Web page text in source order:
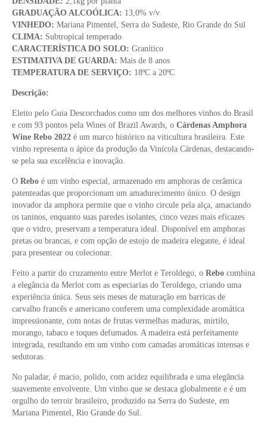
GRADUAÇÃO ALCOÓLICA: 13,0% v/v
VINHEDO: Mariana Pimentel, Serra do Sudeste, Rio Grande do Sul
CLIMA: Subtropical temperado
CARACTERÍSTICA DO SOLO: Granítico
ESTIMATIVA DE GUARDA: Mais de 8 anos
TEMPERATURA DE SERVIÇO: 18ºC a 20ºC
Descrição:
Eleito pelo Guia Descorchados como um dos melhores vinhos do Brasil
e com 93 pontos pela Wines of Brazil Awards, o Cárdenas Amphora
Wine Rebo 2022 é um marco histórico na viticultura brasileira. Este
vinho representa o ápice da produção da Vinícola Cárdenas, destacando-
se pela sua excelência e inovação.
O Rebo é um vinho especial, armazenado em amphoras de cerâmica
patenteadas que proporcionam um amadurecimento único. O design
inovador da amphora permite que o vinho circule pela alça, amaciando
os taninos, enquanto suas paredes isolantes, cinco vezes mais eficazes
que o vidro, preservam a temperatura ideal. Disponível em amphoras
pretas ou brancas, e com opção de estojo de madeira elegante, é ideal
para presentear ou colecionar.
Feito a partir do cruzamento entre Merlot e Teroldego, o Rebo combina
a elegância da Merlot com as especiarias do Teroldego, criando uma
experiência única. Seus seis meses de maturação em barricas de
carvalho francês e americano conferem uma complexidade aromática
impressionante, com notas de frutas vermelhas maduras, mirtilo,
morango, tabaco e toques defumados. A madeira está perfeitamente
integrada, resultando em um vinho com camadas aromáticas intensas e
sedutoras.
No paladar, é macio, polido, com acidez equilibrada e uma elegância
suavemente envolvente. Um vinho que se destaca globalmente e é um
orgulho do terroir brasileiro, produzido na Serra do Sudeste, em
Mariana Pimentel, Rio Grande do Sul.